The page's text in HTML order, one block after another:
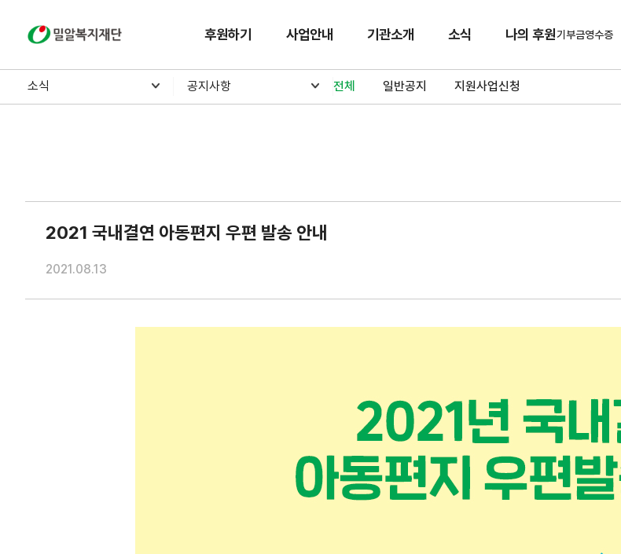
밀알복지재단 후원하기 사업안내 기관소개 소식 나의 후원기부금영수증
소식 공지사항 전체 일반공지 지원사업신청
2021 국내결연 아동편지 우편 발송 안내
2021.08.13